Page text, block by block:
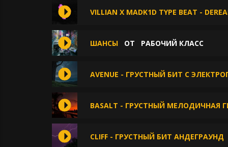
VILLIAN X MADK1D TYPE BEAT -
ШАНСЫ ОТ РАБОЧИЙ КЛАСС
AVENUE - ГРУСТНЫЙ БИТ С
BASALT - ГРУСТНЫЙ МЕЛОДИЧНАЯ
CLIFF - ГРУСТНЫЙ БИТ АНДЕГРАУНД